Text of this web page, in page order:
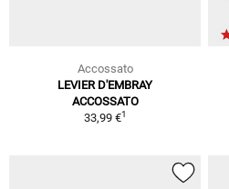
Accossato
LEVIER D'EMBRAY
ACCOSSATO
33,99 €1